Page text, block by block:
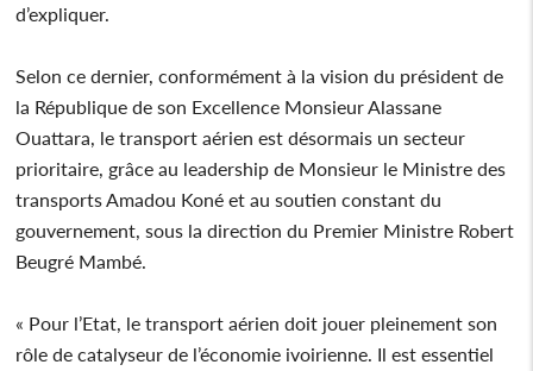
d’expliquer.
Selon ce dernier, conformément à la vision du président de
la République de son Excellence Monsieur Alassane
Ouattara, le transport aérien est désormais un secteur
prioritaire, grâce au leadership de Monsieur le Ministre des
transports Amadou Koné et au soutien constant du
gouvernement, sous la direction du Premier Ministre Robert
Beugré Mambé.
« Pour l’Etat, le transport aérien doit jouer pleinement son
rôle de catalyseur de l’économie ivoirienne. Il est essentiel